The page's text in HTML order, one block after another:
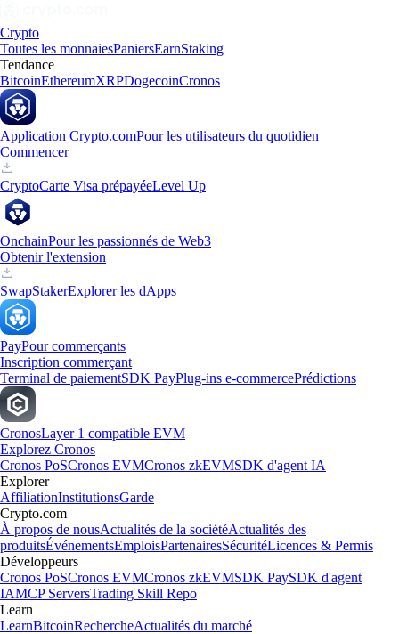
Crypto
Toutes les monnaiesPaniersEarnStaking
Tendance
BitcoinEthereumXRPDogecoinCronos
Application Crypto.comPour les utilisateurs du quotidien
Commencer
CryptoCarte Visa prépayéeLevel Up
OnchainPour les passionnés de Web3
Obtenir l'extension
SwapStakerExplorer les dApps
PayPour commerçants
Inscription commerçant
Terminal de paiementSDK PayPlug-ins e-commercePrédictions
CronosLayer 1 compatible EVM
Explorez Cronos
Cronos PoSCronos EVMCronos zkEVMSDK d'agent IA
Explorer
AffiliationInstitutionsGarde
Crypto.com
À propos de nousActualités de la sociétéActualités des
produitsÉvénementsEmploisPartenairesSécuritéLicences & Permis
Développeurs
Cronos PoSCronos EVMCronos zkEVMSDK PaySDK d'agent
IAMCP ServersTrading Skill Repo
Learn
LearnBitcoinRechercheActualités du marché